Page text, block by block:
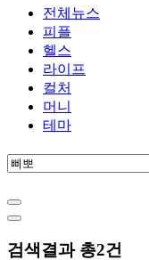
전체뉴스
피플
헬스
라이프
컬처
머니
테마
검색결과 총2건